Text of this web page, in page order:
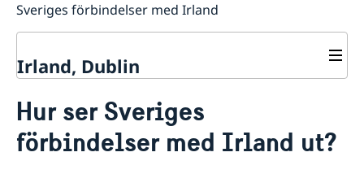
Sveriges förbindelser med Irland
Irland, Dublin
Om oss
Ambassadens personal
Så stöttar vi svenska företag
Hur ser Sveriges
förbindelser med Irland ut?